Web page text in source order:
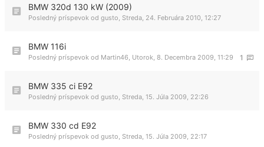
BMW 320d 130 kW (2009)
Posledný príspevok od gusto Streda, 24. Februára 2010, 12:27
BMW 116i
1
Posledný príspevok od Martin46 Utorok, 8. Decembra 2009, 11:29
BMW 335 ci E92
Posledný príspevok od gusto Streda, 15. Júla 2009, 22:26
BMW 330 cd E92
Posledný príspevok od gusto Streda, 15. Júla 2009, 22:17